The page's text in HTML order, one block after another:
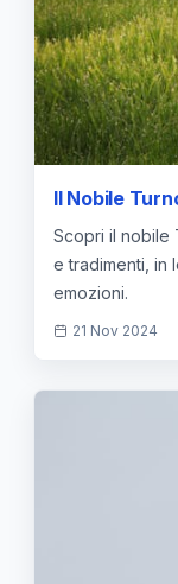
Il Nobile
Scopri il nobile
e tradimenti, in
emozioni.
21 Nov 2024